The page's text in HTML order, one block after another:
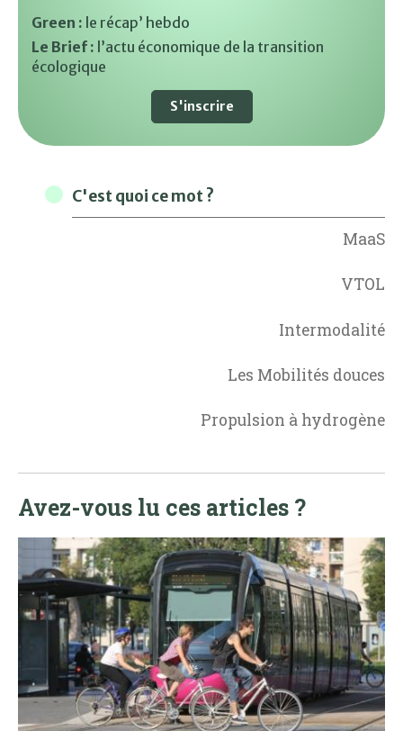
Green : le récap’ hebdo
Le Brief : l’actu économique de la transition
écologique
S'inscrire
C'est quoi ce mot ?
MaaS
VTOL
Intermodalité
Les Mobilités douces
Propulsion à hydrogène
Avez-vous lu ces articles ?